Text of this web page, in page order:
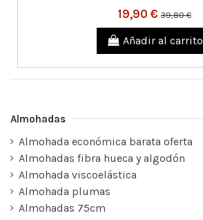
19,90 € 39,80 €
Añadir al carrito
Almohadas
Almohada económica barata oferta
Almohadas fibra hueca y algodón
Almohada viscoelástica
Almohada plumas
Almohadas 75cm